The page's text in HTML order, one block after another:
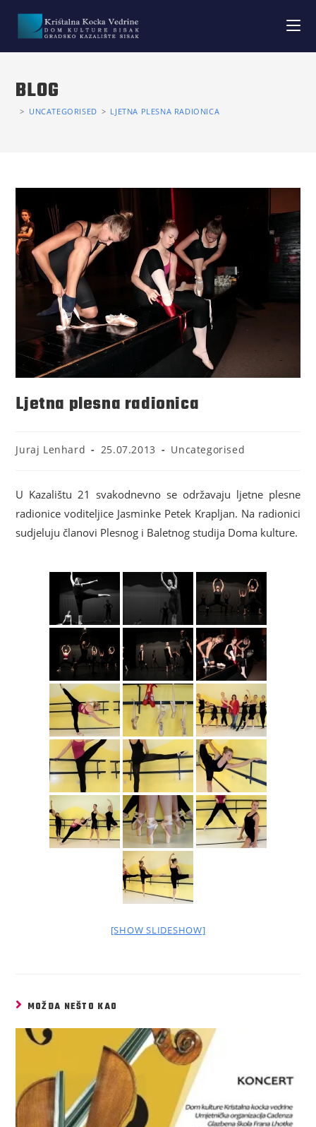
BLOG
> UNCATEGORISED > LJETNA PLESNA RADIONICA
Ljetna plesna radionica
Juraj Lenhard 25.07.2013 Uncategorised
U Kazalištu 21 svakodnevno se održavaju ljetne plesne
radionice voditeljice Jasminke Petek Krapljan. Na radionici
sudjeluju članovi Plesnog i Baletnog studija Doma kulture.
[SHOW SLIDESHOW]
MOŽDA NEŠTO KAO